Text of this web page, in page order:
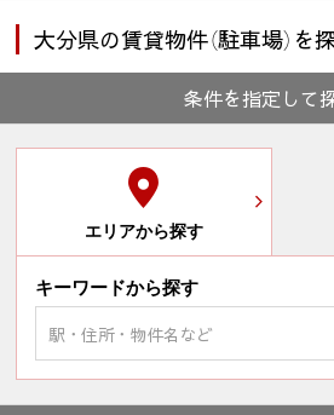
大分県の賃貸物件（駐車場）を
条件を指定して
エリアから探す
キーワードから探す